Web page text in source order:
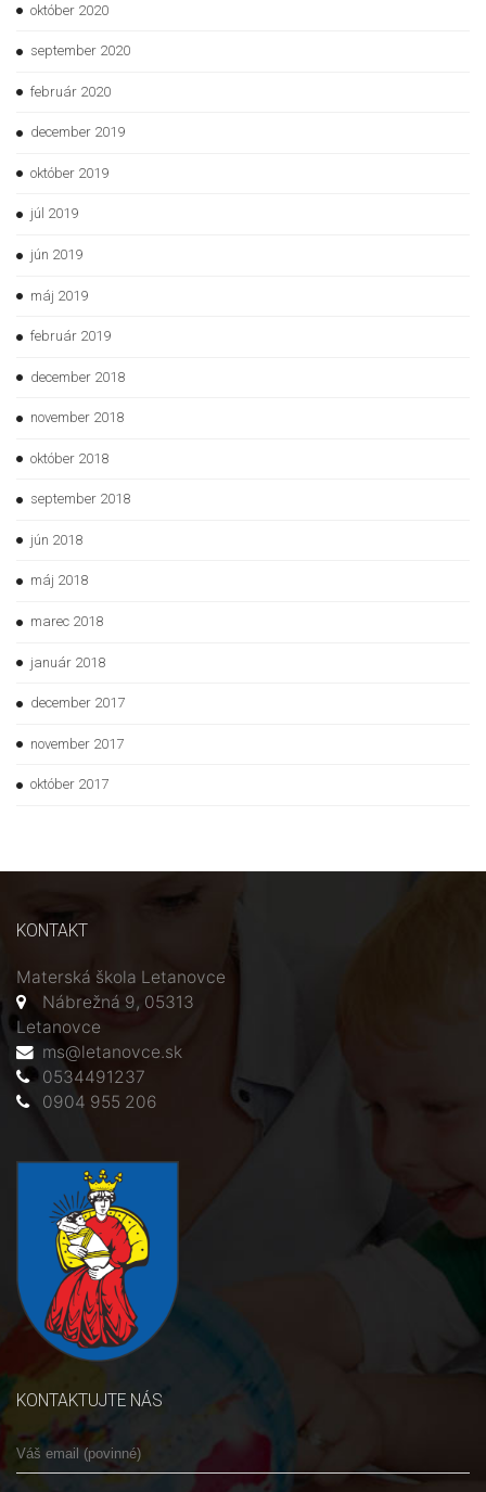
október 2020
september 2020
február 2020
december 2019
október 2019
júl 2019
jún 2019
máj 2019
február 2019
december 2018
november 2018
október 2018
september 2018
jún 2018
máj 2018
marec 2018
január 2018
december 2017
november 2017
október 2017
KONTAKT
Materská škola Letanovce
Nábrežná 9, 05313
Letanovce
ms@letanovce.sk
0534491237
0904 955 206
KONTAKTUJTE NÁS